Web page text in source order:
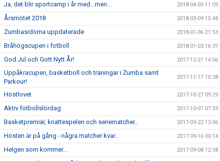
Ja, det blir sportcamp i år med...men... 2018-04-05 11:09
Årsmötet 2018 2018-03-09 15:48
Zumbasidorna uppdaterade 2018-01-06 21:53
Bråhögscupen i fotboll 2018-01-03 16:37
God Jul och Gott Nytt År! 2017-12-21 14:06
Uppåkracupen, basketboll och träningar i Zumba samt
Parkour!
2017-11-17 10:28
Höstlovet 2017-10-27 09:29
Aktiv fotbollslördag 2017-10-07 07:59
Basketpremiär, knattespelen och seriematcher.. 2017-09-22 13:06
Hösten är på gång - några matcher kvar.. 2017-09-16 00:14
Helgen som kommer... 2017-09-08 12:58